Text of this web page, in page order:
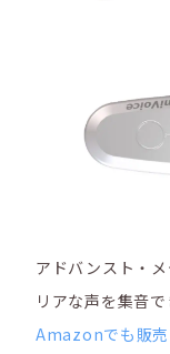
アドバンスト・
リアな声を集音
Amazonでも販